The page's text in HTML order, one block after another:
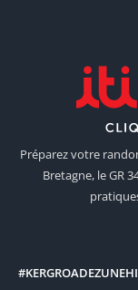
Préparez votre
Bretagne, le GR